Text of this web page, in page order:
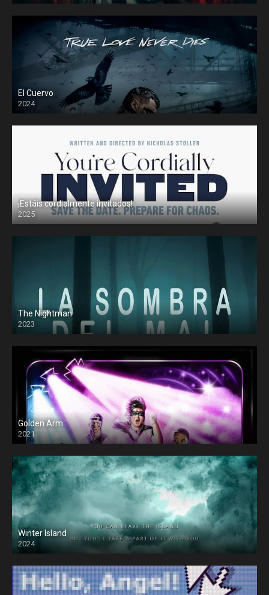
El Cuervo
2024
¡Estáis cordialmente invitados!
2025
The Nightman
2023
Golden Arm
2021
Winter Island
2024